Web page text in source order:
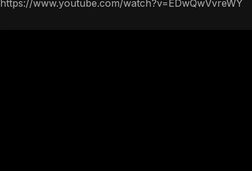
https://www.youtube.com/watch?v=EDwQwVvreWY